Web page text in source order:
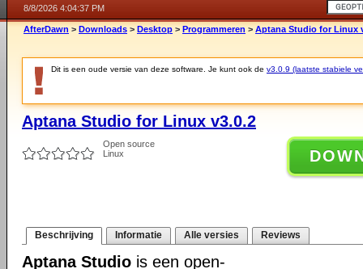
8/8/2026 4:04:37 PM
AfterDawn > Downloads > Desktop > Programmeren > Aptana Studio for Linux
Dit is een oude versie van deze software. Je kunt ook de v3.0.9 (laatste stabiele
Aptana Studio for Linux v3.0.2
Open source
Linux
Beschrijving Informatie Alle versies Reviews
Aptana Studio is een open-